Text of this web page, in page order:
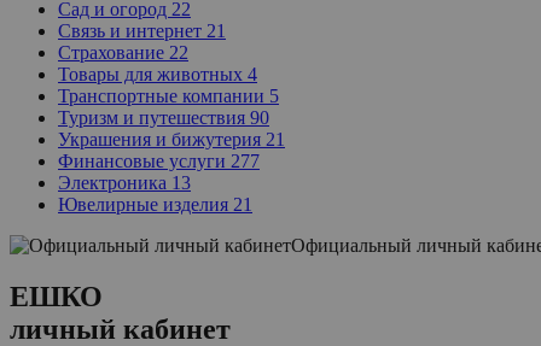
Сад и огород 22
Связь и интернет 21
Страхование 22
Товары для животных 4
Транспортные компании 5
Туризм и путешествия 90
Украшения и бижутерия 21
Финансовые услуги 277
Электроника 13
Ювелирные изделия 21
Официальный личный
ЕШКО
личный кабинет